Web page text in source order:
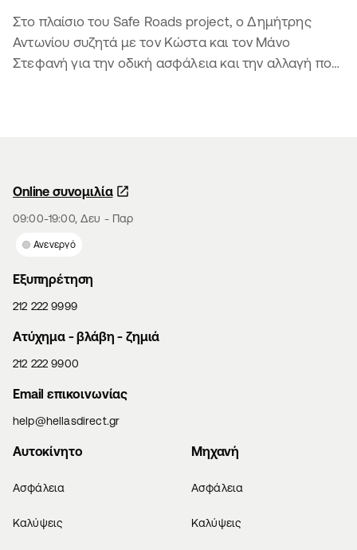
Στο πλαίσιο του Safe Roads project, ο Δημήτρης
Αντωνίου συζητά με τον Κώστα και τον Μάνο
Στεφανή για την οδική ασφάλεια και την αλλαγή που
Online συνομιλία
09:00-19:00, Δευ - Παρ
Ανενεργό
Εξυπηρέτηση
212 222 9999
Aτύχημα - βλάβη - ζημιά
212 222 9900
Email επικοινωνίας
help@hellasdirect.gr
Αυτοκίνητο
Ασφάλεια
Καλύψεις
Μηχανή
Ασφάλεια
Καλύψεις